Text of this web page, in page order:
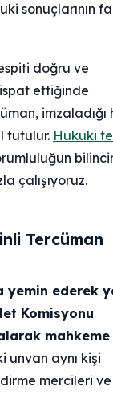
sonuçlarının
doğru ve
ettiğinde
imzaladığı
tutulur. Hukuki
çalışıyoruz.
Tercüman
yemin ederek
Komisyonu
mahkeme
unvan aynı kişi
mercileri